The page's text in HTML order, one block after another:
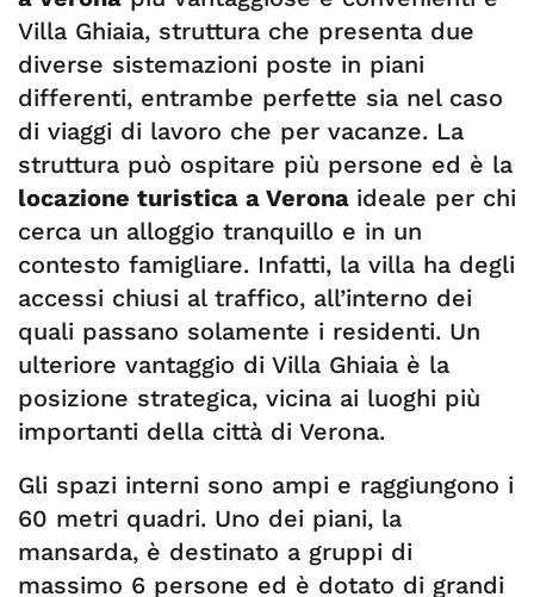
Villa Ghiaia, struttura che presenta due
diverse sistemazioni poste in piani
differenti, entrambe perfette sia nel caso
di viaggi di lavoro che per vacanze. La
struttura può ospitare più persone ed è la
locazione turistica a Verona ideale per chi
cerca un alloggio tranquillo e in un
contesto famigliare. Infatti, la villa ha degli
accessi chiusi al traffico, all’interno dei
quali passano solamente i residenti. Un
ulteriore vantaggio di Villa Ghiaia è la
posizione strategica, vicina ai luoghi più
importanti della città di Verona.
Gli spazi interni sono ampi e raggiungono i
60 metri quadri. Uno dei piani, la
mansarda, è destinato a gruppi di
massimo 6 persone ed è dotato di grandi